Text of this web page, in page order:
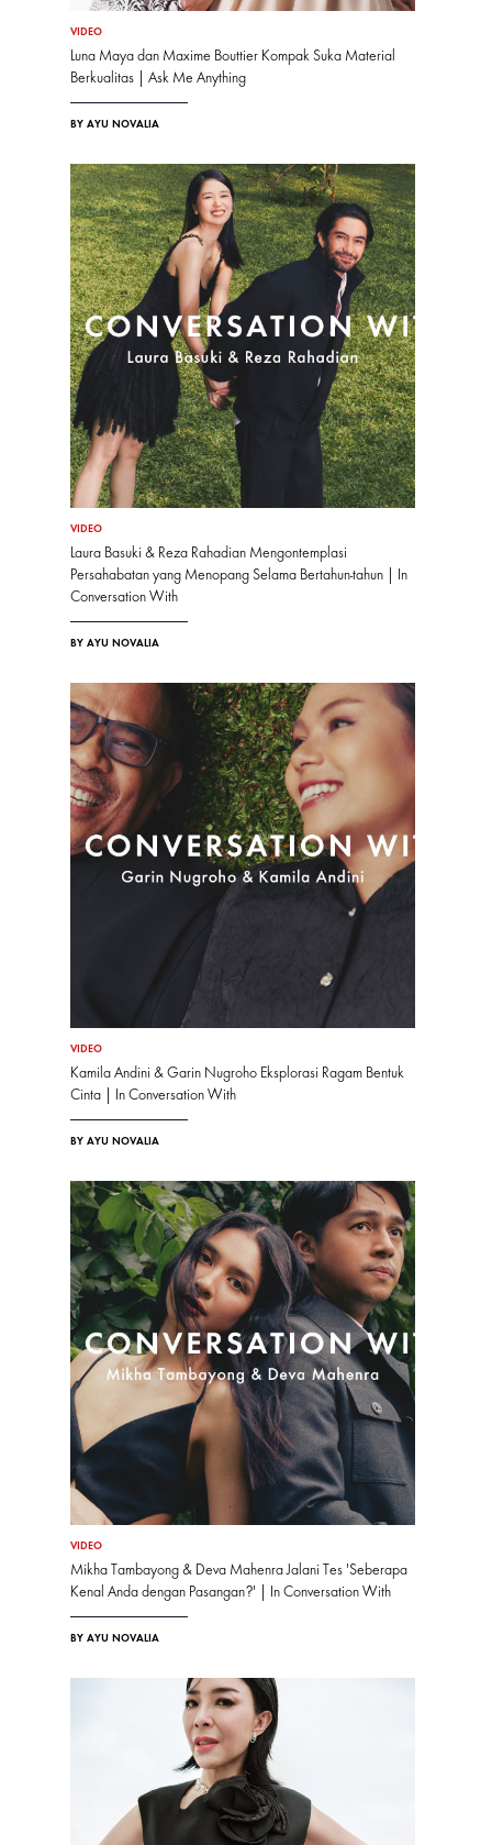
VIDEO
Luna Maya dan Maxime Bouttier Kompak Suka Material
Berkualitas | Ask Me Anything
BY AYU NOVALIA
VIDEO
Laura Basuki & Reza Rahadian Mengontemplasi
Persahabatan yang Menopang Selama Bertahun-tahun | In
Conversation With
BY AYU NOVALIA
VIDEO
Kamila Andini & Garin Nugroho Eksplorasi Ragam Bentuk
Cinta | In Conversation With
BY AYU NOVALIA
VIDEO
Mikha Tambayong & Deva Mahenra Jalani Tes 'Seberapa
Kenal Anda dengan Pasangan?' | In Conversation With
BY AYU NOVALIA